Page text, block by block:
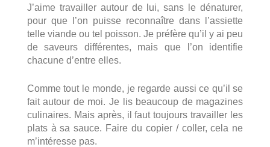
J’aime travailler autour de lui, sans le dénaturer,
pour que l’on puisse reconnaître dans l’assiette
telle viande ou tel poisson. Je préfère qu’il y ai peu
de saveurs différentes, mais que l’on identifie
chacune d’entre elles.
Comme tout le monde, je regarde aussi ce qu’il se
fait autour de moi. Je lis beaucoup de magazines
culinaires. Mais après, il faut toujours travailler les
plats à sa sauce. Faire du copier / coller, cela ne
m’intéresse pas.